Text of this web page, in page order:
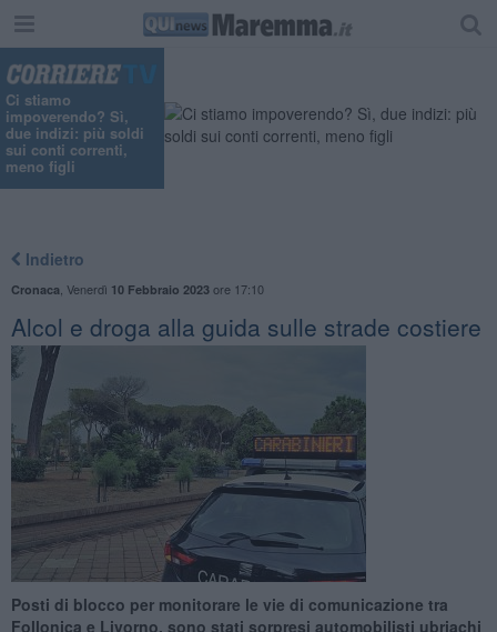
Ci stiamo
impoverendo? Sì,
due indizi: più soldi
sui conti correnti,
meno figli
Indietro
Cronaca Venerdì 10 Febbraio 2023ore 17:10
Alcol e droga alla guida sulle strade costiere
Posti di blocco per monitorare le vie di comunicazione tra
Follonica e Livorno, sono stati sorpresi automobilisti ubriachi